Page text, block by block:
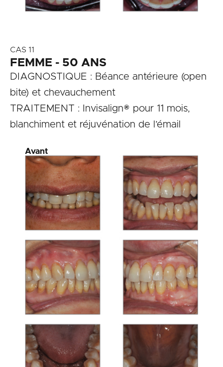
CAS 11
FEMME - 50 ANS
DIAGNOSTIQUE : Béance antérieure (open
bite) et chevauchement
TRAITEMENT : Invisalign® pour 11 mois,
blanchiment et réjuvénation de l’émail
Avant